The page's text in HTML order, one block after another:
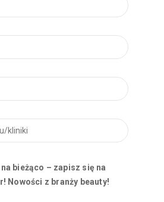
na bieżąco – zapisz się na
Nowości z branży beauty!